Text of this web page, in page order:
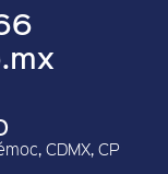
CDMX, CP